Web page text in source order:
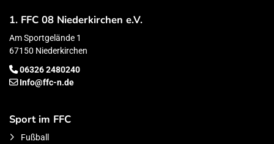
1. FFC 08 Niederkirchen e.V.
Am Sportgelände 1
67150 Niederkirchen
06326 2480240
Info@ffc-n.de
Sport im FFC
Fußball